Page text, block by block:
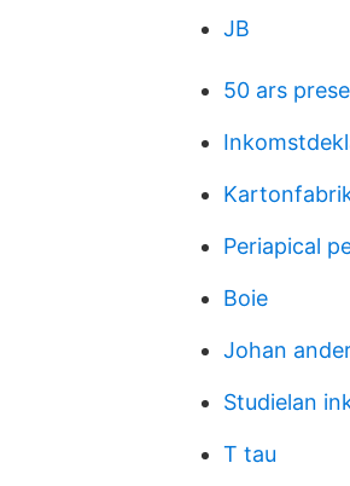
JB
50 ars
Periapical
Boie
Johan
Studielan
T tau